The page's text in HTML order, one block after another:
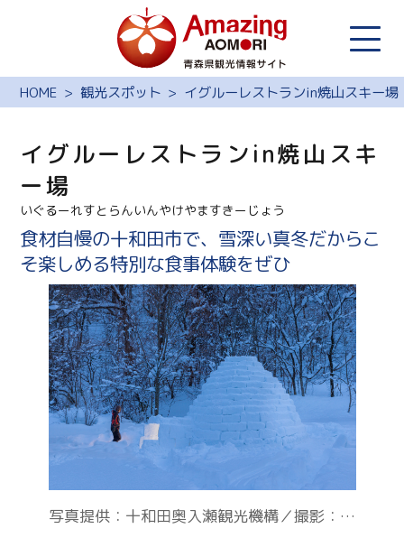
HOME 観光スポット イグルーレストランin焼山スキー場
イグルーレストランin焼山スキ
ー場
いぐるーれすとらんいんやけやますきーじょう
食材自慢の十和田市で、雪深い真冬だからこ
そ楽しめる特別な食事体験をぜひ